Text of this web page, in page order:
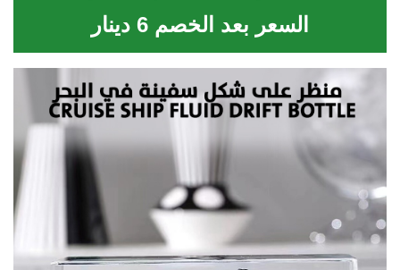
السعر بعد الخصم 6 دينار